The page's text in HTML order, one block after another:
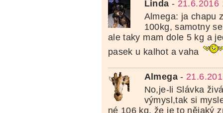
Linda - 21.6.2016
Almega: ja chapu
100kg, samotny
ale taky mam dole 5 kg a
pasek u kalhot a vaha
Almega-
No,je-li Slávka
výmysl,tak si
né 106 kg, že je to nějaký